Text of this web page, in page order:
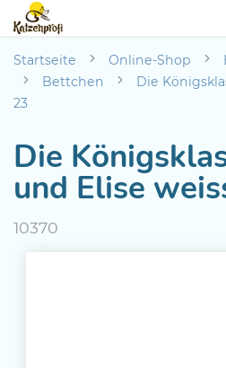
Startseite Online-Shop
Bettchen
Die
23
Die
und Elise
10370